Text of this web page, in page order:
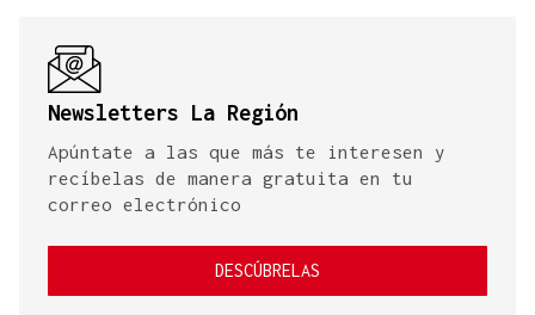
Newsletters La Región
Apúntate a las que más te interesen y
recíbelas de manera gratuita en tu
correo electrónico
DESCÚBRELAS